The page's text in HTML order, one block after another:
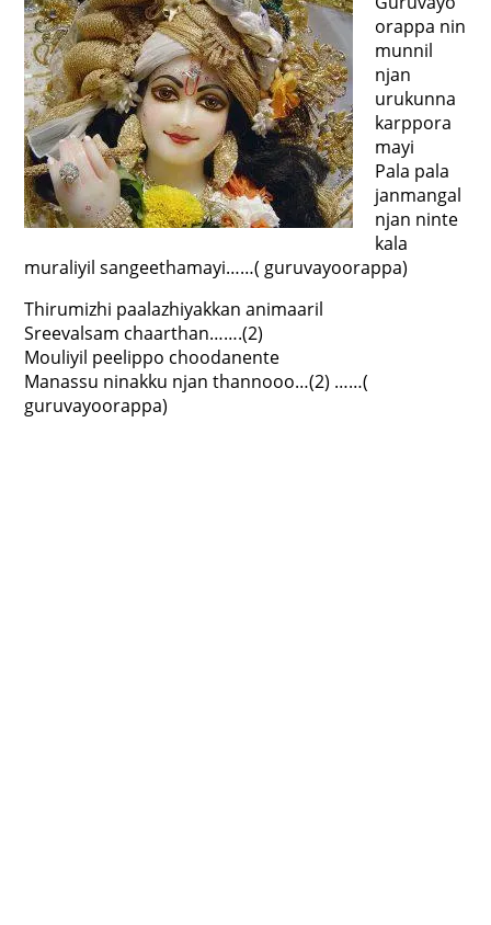
orappa nin
munnil
njan
urukunna
karppora
mayi
Pala pala
janmangal
njan ninte
kala
muraliyil sangeethamayi……( guruvayoorappa)
Thirumizhi paalazhiyakkan animaaril
Sreevalsam chaarthan…….(2)
Mouliyil peelippo choodanente
Manassu ninakku njan thannooo…(2) ……(
guruvayoorappa)